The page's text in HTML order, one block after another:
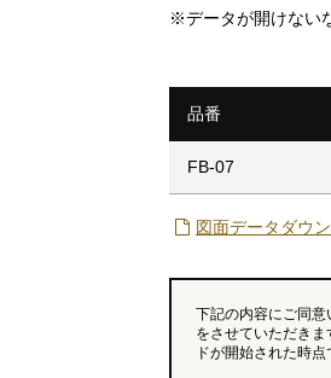
※データが開けない
品番
FB-07
図面データダウ
下記の内容にご同
をさせていただき
ドが開始された時